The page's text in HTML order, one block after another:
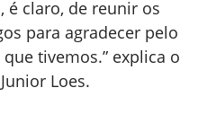
é claro, de reunir os
para agradecer pelo
tivemos.” explica o
Loes.